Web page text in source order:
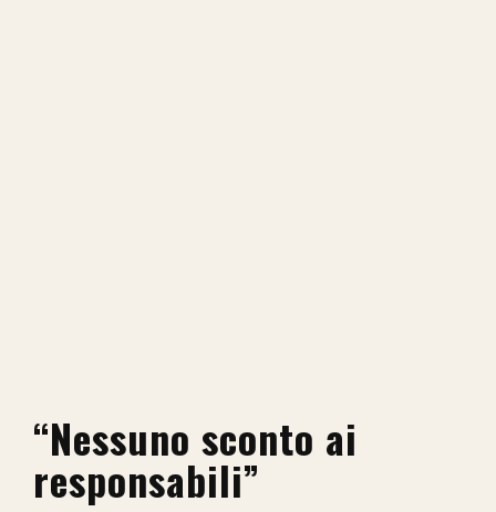
“Nessuno sconto ai
responsabili”